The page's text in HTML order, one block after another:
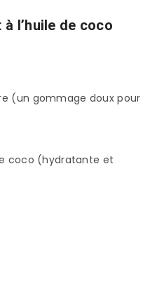
l’huile de coco
(un gommage doux pour
coco (hydratante et